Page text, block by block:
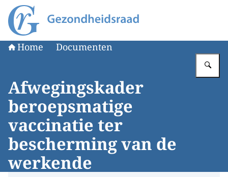
Naar de homepage van Gezondheidsraad
Home Documenten
Afwegingskader
beroepsmatige
vaccinatie ter
bescherming van de
werkende